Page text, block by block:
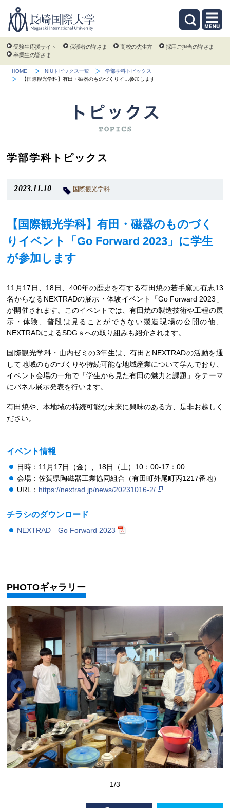
受験生応援サイト 保護者の皆さま 高校の先生方
採用ご担当の皆さま
卒業生の皆さま
HOME NIUトピックス一覧
学部学科トピックス
【国際観光学科】有田・磁器のものづくりイ…参加します
学部学科トピックス
2023.11.10 国際観光学科
【国際観光学科】有田・磁器のものづく
りイベント「Go Forward 2023」に学生
が参加します
11月17日、18日、400年の歴史を有する有田焼の若手窯元有志13
名からなるNEXTRADの展示・体験イベント「Go Forward 2023」
が開催されます。このイベントでは、有田焼の製造技術や工程の展
示・体験、普段は見ることができない製造現場の公開の他、
NEXTRADによるSDGｓへの取り組みも紹介されます。
国際観光学科・山内ゼミの3年生は、有田とNEXTRADの活動を通
して地域のものづくりや持続可能な地域産業について学んでおり、
イベント会場の一角で「学生から見た有田の魅力と課題」をテーマ
にパネル展示発表を行います。
有田焼や、本地域の持続可能な未来に興味のある方、是非お越しく
ださい。
イベント情報
日時：11月17日（金）、18日（土）10：00-17：00
会場：佐賀県陶磁器工業協同組合（有田町外尾町丙1217番地）
URL： https://nextrad.jp/news/20231016-2/
チラシのダウンロード
NEXTRAD Go Forward 2023
PHOTOギャラリー
1/3